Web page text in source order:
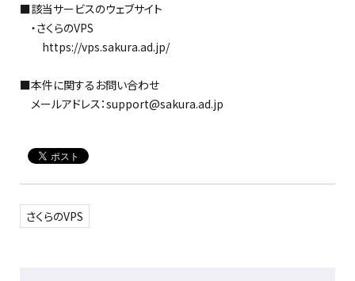
■該当サービスのウェブサイト
・さくらのVPS
https://vps.sakura.ad.jp/
■本件に関するお問い合わせ
メールアドレス：support@sakura.ad.jp
さくらのVPS